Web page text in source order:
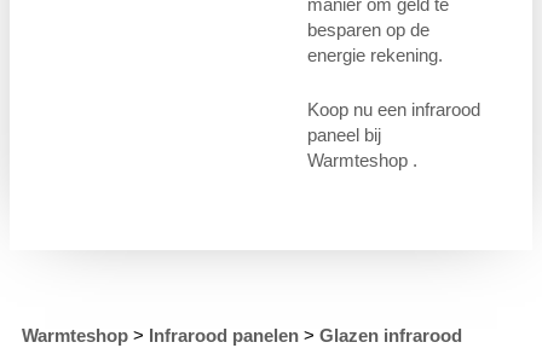
manier om geld te
besparen op de
energie rekening.
Koop nu een infrarood
paneel bij
Warmteshop .
Warmteshop > Infrarood panelen > Glazen infrarood